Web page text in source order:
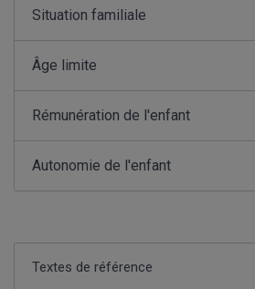
Situation familiale
Âge limite
Rémunération de l'enfant
Autonomie de l'enfant
Textes de référence